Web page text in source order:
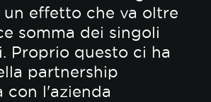
un effetto che va oltre
somma dei singoli
Proprio questo ci ha
partnership
con l'azienda